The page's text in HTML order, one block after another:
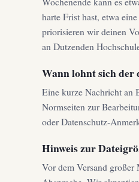
harte Frist hast, etwa
priorisieren wir deinen
an Dutzenden
Wann lohnt sich
Eine kurze Nachricht an
Normseiten zur
oder Datenschutz-
Hinweis zur
Vor dem Versand